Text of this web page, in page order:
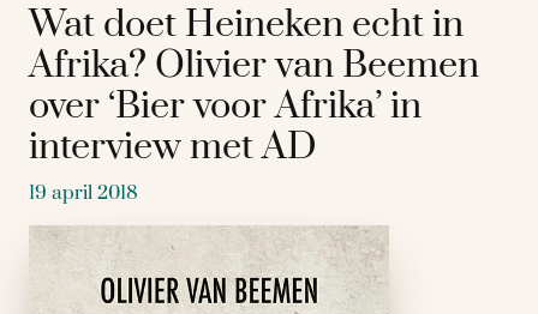
Wat doet Heineken echt in
Afrika? Olivier van Beemen
over ‘Bier voor Afrika’ in
interview met AD
19 april 2018